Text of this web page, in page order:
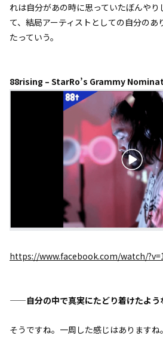
れは自分があの時に思っていたぼんやり
て、結局アーティストとしての自分のあ
たっていう。
88rising – StarRo’s Grammy
https://www.facebook.com/watch/
——自分の中で真実にたどり着けたよう
そうですね。一周した感じはありますね。